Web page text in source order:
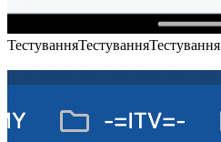
ТестуванняТестуванняТестування